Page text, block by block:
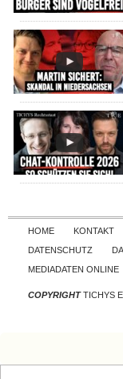
HOME KONTAKT
DATENSCHUTZ
MEDIADATEN ONLINE
COPYRIGHTTICHYS